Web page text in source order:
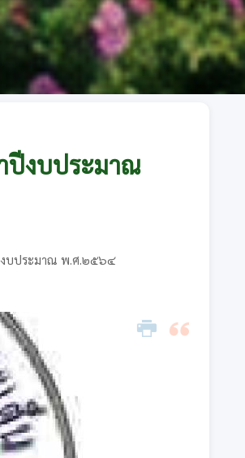
ปีงบประมาณ
งบประมาณ พ.ศ.๒๕๖๔